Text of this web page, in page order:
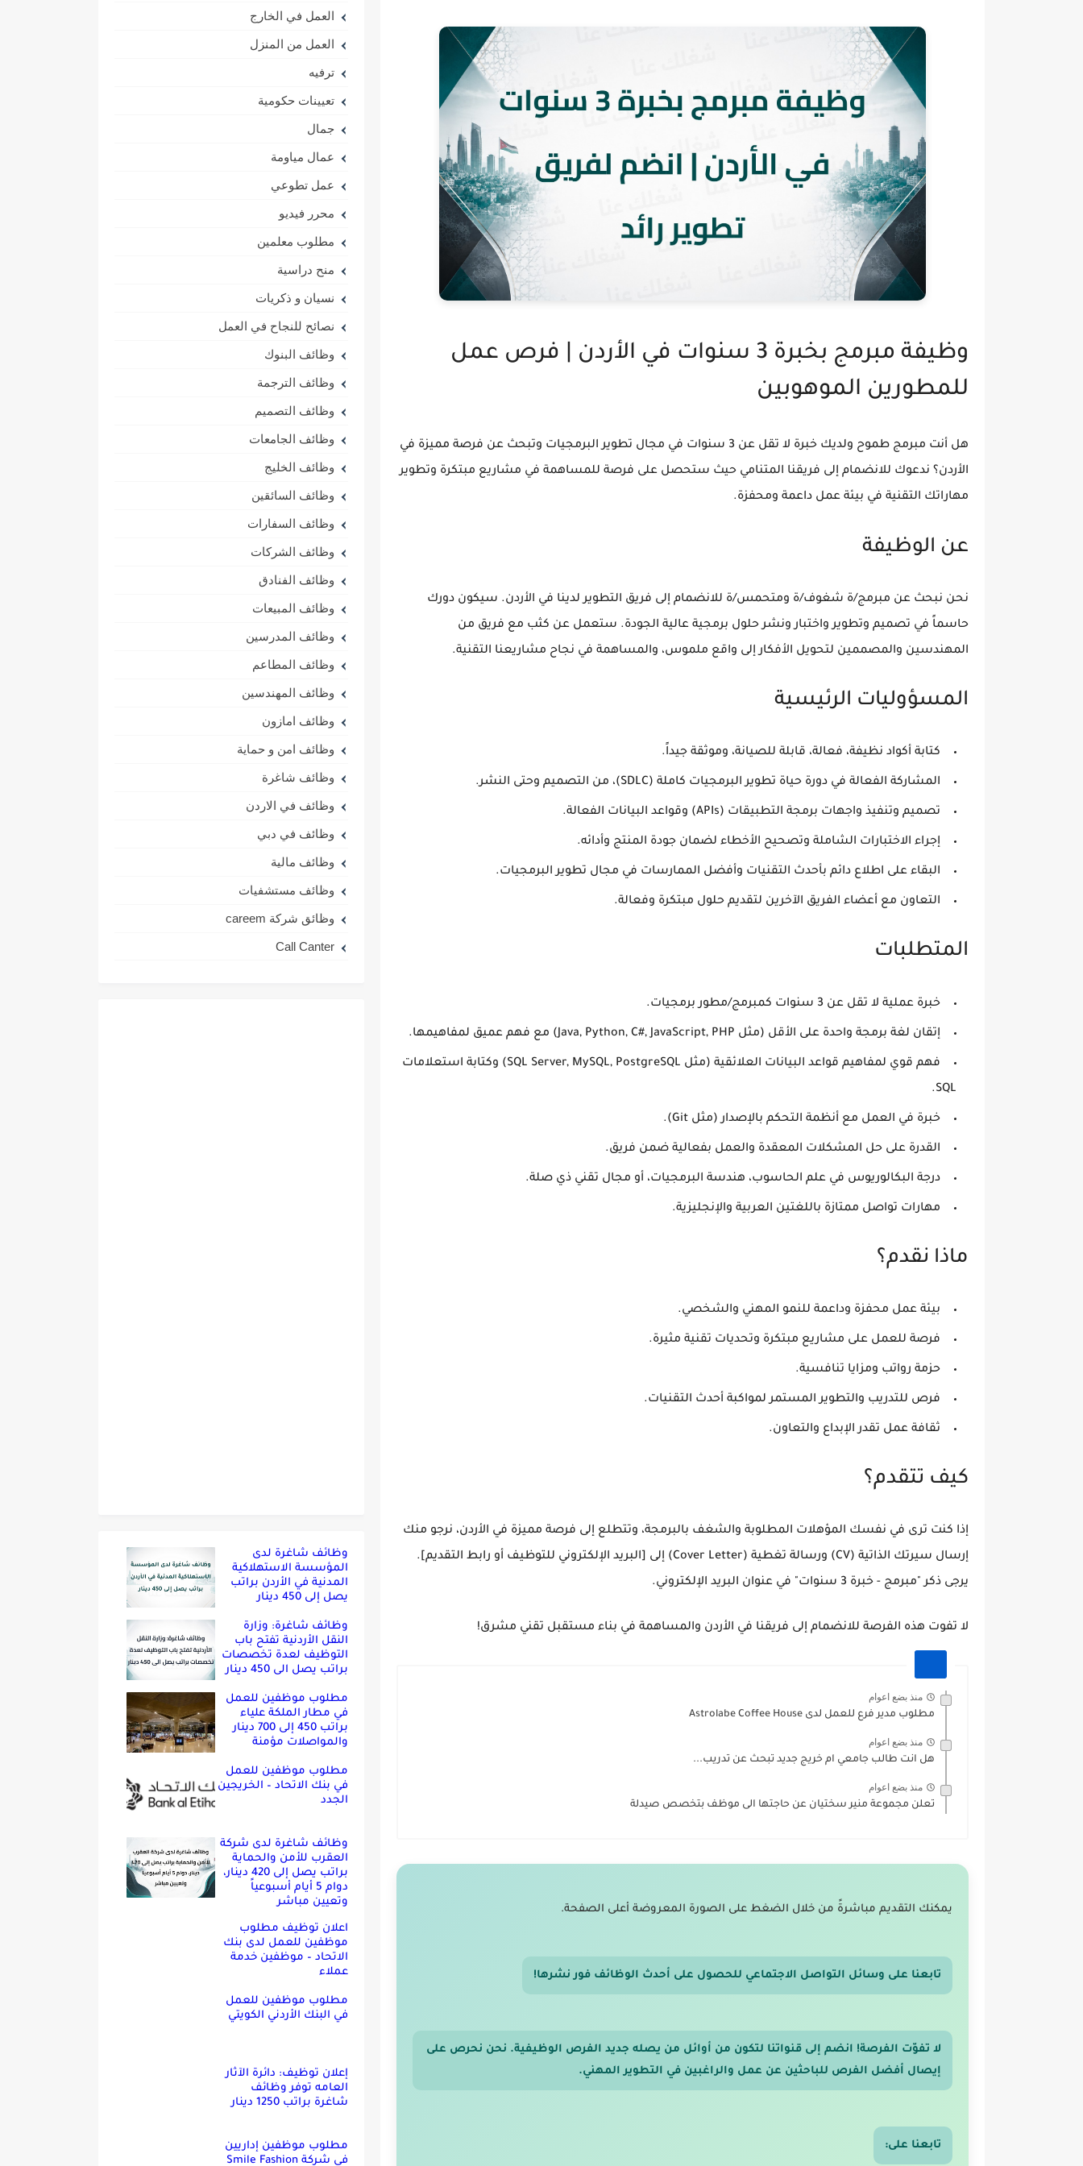
وظيفة مبرمج بخبرة 3 سنوات في الأردن | فرص عمل
للمطورين الموهوبين
هل أنت مبرمج طموح ولديك خبرة لا تقل عن 3 سنوات في مجال تطوير البرمجيات وتبحث عن فرصة مميزة في
الأردن؟ ندعوك للانضمام إلى فريقنا المتنامي حيث ستحصل على فرصة للمساهمة في مشاريع مبتكرة وتطوير
مهاراتك التقنية في بيئة عمل داعمة ومحفزة.
عن الوظيفة
نحن نبحث عن مبرمج/ة شغوف/ة ومتحمس/ة للانضمام إلى فريق التطوير لدينا في الأردن. سيكون دورك
حاسماً في تصميم وتطوير واختبار ونشر حلول برمجية عالية الجودة. ستعمل عن كثب مع فريق من
المهندسين والمصممين لتحويل الأفكار إلى واقع ملموس، والمساهمة في نجاح مشاريعنا التقنية.
المسؤوليات الرئيسية
كتابة أكواد نظيفة، فعالة، قابلة للصيانة، وموثقة جيداً.
المشاركة الفعالة في دورة حياة تطوير البرمجيات كاملة (SDLC)، من التصميم وحتى النشر.
تصميم وتنفيذ واجهات برمجة التطبيقات (APIs) وقواعد البيانات الفعالة.
إجراء الاختبارات الشاملة وتصحيح الأخطاء لضمان جودة المنتج وأدائه.
البقاء على اطلاع دائم بأحدث التقنيات وأفضل الممارسات في مجال تطوير البرمجيات.
التعاون مع أعضاء الفريق الآخرين لتقديم حلول مبتكرة وفعالة.
المتطلبات
خبرة عملية لا تقل عن 3 سنوات كمبرمج/مطور برمجيات.
إتقان لغة برمجة واحدة على الأقل (مثل Java, Python, C#, JavaScript, PHP) مع فهم عميق لمفاهيمها.
فهم قوي لمفاهيم قواعد البيانات العلائقية (مثل SQL Server, MySQL, PostgreSQL) وكتابة استعلامات
SQL.
خبرة في العمل مع أنظمة التحكم بالإصدار (مثل Git).
القدرة على حل المشكلات المعقدة والعمل بفعالية ضمن فريق.
درجة البكالوريوس في علم الحاسوب، هندسة البرمجيات، أو مجال تقني ذي صلة.
مهارات تواصل ممتازة باللغتين العربية والإنجليزية.
ماذا نقدم؟
بيئة عمل محفزة وداعمة للنمو المهني والشخصي.
فرصة للعمل على مشاريع مبتكرة وتحديات تقنية مثيرة.
حزمة رواتب ومزايا تنافسية.
فرص للتدريب والتطوير المستمر لمواكبة أحدث التقنيات.
ثقافة عمل تقدر الإبداع والتعاون.
كيف تتقدم؟
إذا كنت ترى في نفسك المؤهلات المطلوبة والشغف بالبرمجة، وتتطلع إلى فرصة مميزة في الأردن، نرجو منك
إرسال سيرتك الذاتية (CV) ورسالة تغطية (Cover Letter) إلى [البريد الإلكتروني للتوظيف أو رابط التقديم].
يرجى ذكر"مبرمج - خبرة 3 سنوات" في عنوان البريد الإلكتروني.
لا تفوت هذه الفرصة للانضمام إلى فريقنا في الأردن والمساهمة في بناء مستقبل تقني مشرق!
منذ بضع اعوام
مطلوب مدير فرع للعمل لدى Astrolabe Coffee House
منذ بضع اعوام
هل انت طالب جامعي ام خريج جديد تبحث عن تدريب...
منذ بضع اعوام
تعلن مجموعة منير سختيان عن حاجتها الى موظف بتخصص صيدلة
يمكنك التقديم مباشرةً من خلال الضغط على الصورة المعروضة أعلى الصفحة.
تابعنا على وسائل التواصل الاجتماعي للحصول على أحدث الوظائف فور نشرها!
لا تفوّت الفرصة! انضم إلى قنواتنا لتكون من أوائل من يصله جديد الفرص الوظيفية. نحن نحرص على
إيصال أفضل الفرص للباحثين عن عمل والراغبين في التطوير المهني.
تابعنا على:
العمل في الخارج
العمل من المنزل
ترفيه
تعيينات حكومية
جمال
عمال مياومة
عمل تطوعي
محرر فيديو
مطلوب معلمين
منح دراسية
نسيان و ذكريات
نصائح للنجاح في العمل
وظائف البنوك
وظائف الترجمة
وظائف التصميم
وظائف الجامعات
وظائف الخليج
وظائف السائقين
وظائف السفارات
وظائف الشركات
وظائف الفنادق
وظائف المبيعات
وظائف المدرسين
وظائف المطاعم
وظائف المهندسين
وظائف امازون
وظائف امن و حماية
وظائف شاغرة
وظائف في الاردن
وظائف في دبي
وظائف مالية
وظائف مستشفيات
وظائق شركة careem
Call Canter
وظائف شاغرة لدى
المؤسسة الاستهلاكية
المدنية في الأردن براتب
يصل إلى 450 دينار
وظائف شاغرة: وزارة
النقل الأردنية تفتح باب
التوظيف لعدة تخصصات
براتب يصل الى 450 دينار
مطلوب موظفين للعمل
في مطار الملكة علياء
براتب 450 إلى 700 دينار
والمواصلات مؤمنة
مطلوب موظفين للعمل
في بنك الاتحاد – الخريجين
الجدد
وظائف شاغرة لدى شركة
العقرب للأمن والحماية
براتب يصل إلى 420 دينار،
دوام 5 أيام أسبوعياً
وتعيين مباشر
اعلان توظيف مطلوب
موظفين للعمل لدى بنك
الاتحاد – موظفين خدمة
عملاء
مطلوب موظفين للعمل
في البنك الأردني الكويتي
إعلان توظيف: دائرة الآثار
العامه توفر وظائف
شاغرة براتب 1250 دينار
مطلوب موظفين إداريين
في شركة Smile Fashion